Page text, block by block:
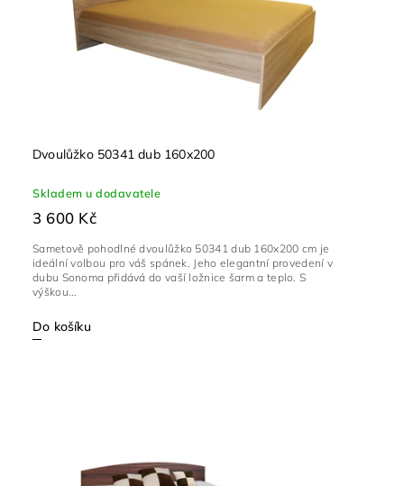
Dvoulůžko 50341 dub 160x200
Skladem u dodavatele
3 600 Kč
Do košíku
Sametově pohodlné dvoulůžko 50341 dub 160x200 cm je
ideální volbou pro váš spánek. Jeho elegantní provedení v
dubu Sonoma přidává do vaší ložnice šarm a teplo. S
výškou...